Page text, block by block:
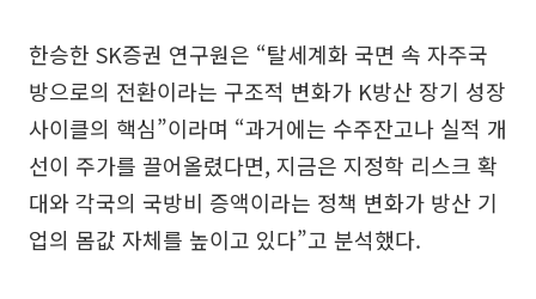
한승한 SK증권 연구원은 “탈세계화 국면 속 자주국
방으로의 전환이라는 구조적 변화가 K방산 장기 성장
사이클의 핵심”이라며 “과거에는 수주잔고나 실적 개
선이 주가를 끌어올렸다면, 지금은 지정학 리스크 확
대와 각국의 국방비 증액이라는 정책 변화가 방산 기
업의 몸값 자체를 높이고 있다”고 분석했다.